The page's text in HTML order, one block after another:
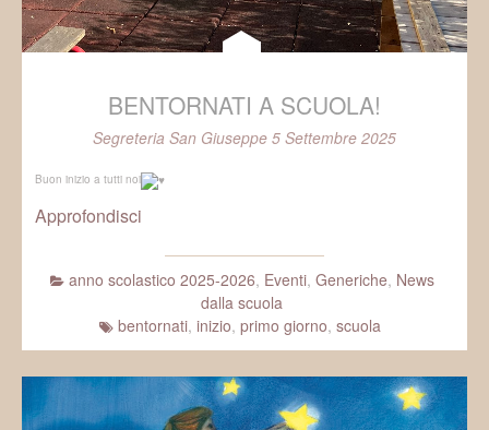
BENTORNATI A SCUOLA!
Segreteria San Giuseppe 5 Settembre 2025
Buon inizio a tutti noi
Approfondisci
anno scolastico 2025-2026, Eventi, Generiche, News
dalla scuola
bentornati, inizio, primo giorno, scuola